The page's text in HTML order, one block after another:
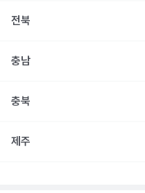
전북
충남
충북
제주